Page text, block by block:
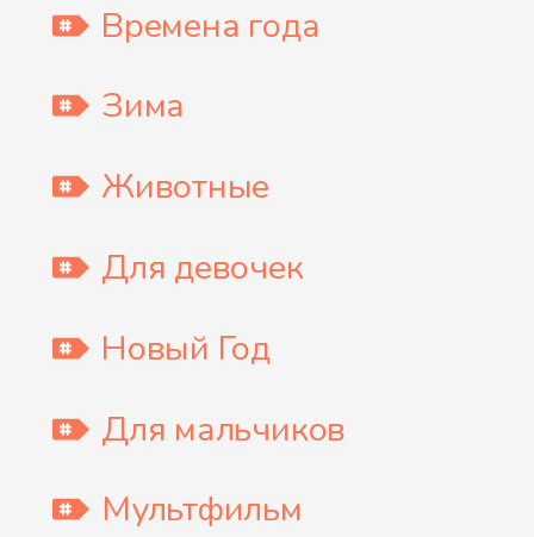
Времена года
Зима
Животные
Для девочек
Новый Год
Для мальчиков
Мультфильм